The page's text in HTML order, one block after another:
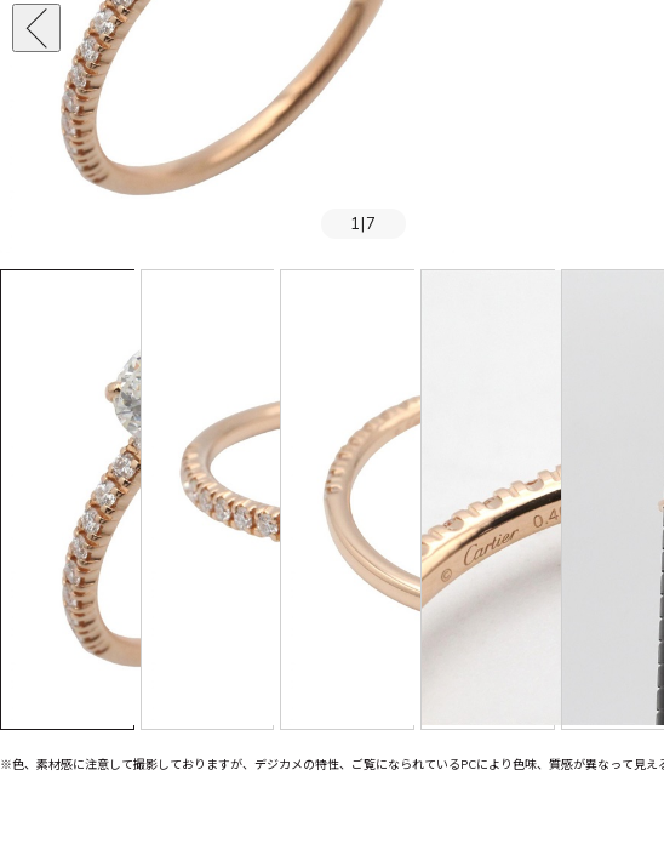
1 |7
※色、素材感に注意して撮影しておりますが、デジカメの特性、ご覧になられているPCにより色味、質感が異なって見え